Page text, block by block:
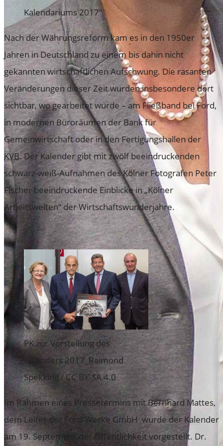
KONTAKT
VEREINSMITGLIED WERDEN
SPENDEN FÜR DAS ARCHIV
UNSERE FÖRDERINNEN UND FÖRDERER
SEARCH
Search for: Search
Kalendariums 2017“
Nach der Währungsreform kam es in den 1950er
Jahren in Deutschland zu einem bis dahin nicht
gekannten wirtschaftlichen Aufschwung. Die rasanten
Veränderungen dieser Zeit wurden insbesondere dort
sichtbar, wo gearbeitet wurde – am Fließband bei Ford,
in modernen Büroräumen der Bank für
Gemeinwirtschaft oder in den Fertigungshallen der
KVB. Der Kalender gibt mit zwölf beeindruckenden
schwarz-weiß-Aufnahmen des Kölner Fotografen Peter
Fischer beeindruckende Einblicke in „Kölner
Arbeitswelten“ der Wirtschaftswunderjahre.
PK zur Vorstellung des
Kalenders 2017_Raimond
Spekking / CC BY-SA 4.0
Im Rahmen eines Pressetermins mit Bernhard Mattes,
dem Leiter der Ford-Werke GmbH wurde der Kalender
am 19. September der Öffentlichkeit vorgestellt. Dr.